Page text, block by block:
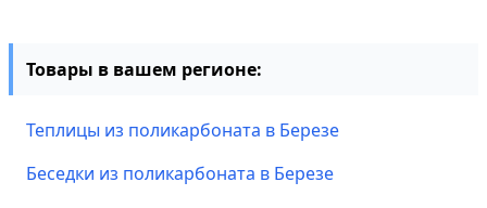
Товары в вашем регионе:
Теплицы из поликарбоната в Березе
Беседки из поликарбоната в Березе